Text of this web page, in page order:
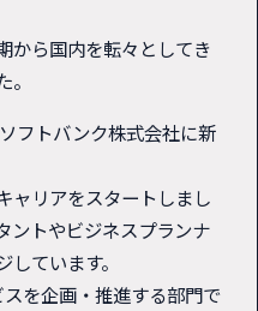
から国内を転々としてき
フトバンク株式会社に新
ャリアをスタートしまし
ントやビジネスプランナ
ています。
を企画・推進する部門で